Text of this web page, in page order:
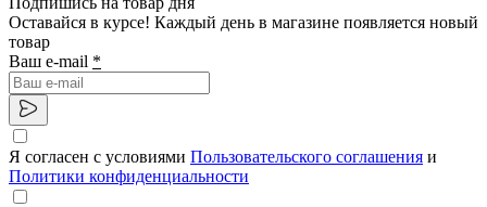
Оставайся в курсе! Каждый день в магазине появляется новый
товар
Ваш e-mail *
Я согласен с условиями Пользовательского соглашения и
Политики конфиденциальности